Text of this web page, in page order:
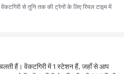
से तुनि तक की ट्रेनों के लिए रियल टाइम में
हैं। वेंकटगिरी में 1 स्टेशन हैं, जहाँ से आप